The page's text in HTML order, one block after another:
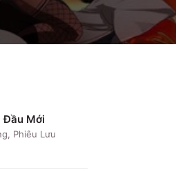
Đầu Mới
Phiêu Lưu